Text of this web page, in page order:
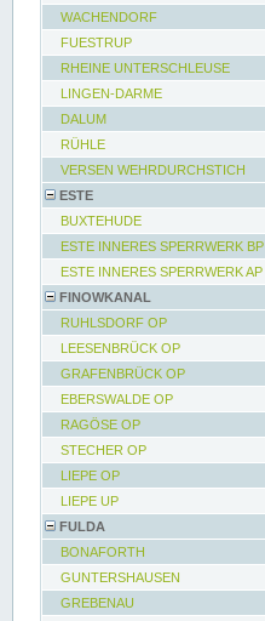
WACHENDORF
FUESTRUP
RHEINE UNTERSCHLEUSE
LINGEN-DARME
DALUM
RÜHLE
VERSEN WEHRDURCHSTICH
ESTE
BUXTEHUDE
ESTE INNERES SPERRWERK BP
ESTE INNERES SPERRWERK AP
FINOWKANAL
RUHLSDORF OP
LEESENBRÜCK OP
GRAFENBRÜCK OP
EBERSWALDE OP
RAGÖSE OP
STECHER OP
LIEPE OP
LIEPE UP
FULDA
BONAFORTH
GUNTERSHAUSEN
GREBENAU